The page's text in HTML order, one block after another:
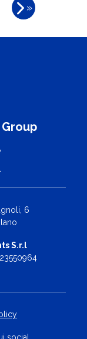
»
6
S.r.l